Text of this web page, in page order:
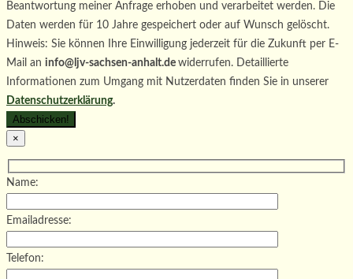
Beantwortung meiner Anfrage erhoben und verarbeitet werden. Die
Daten werden für 10 Jahre gespeichert oder auf Wunsch gelöscht.
Hinweis: Sie können Ihre Einwilligung jederzeit für die Zukunft per E-
Mail an info@ljv-sachsen-anhalt.de widerrufen. Detaillierte
Informationen zum Umgang mit Nutzerdaten finden Sie in unserer
Datenschutzerklärung.
×
Name:
Emailadresse:
Telefon: